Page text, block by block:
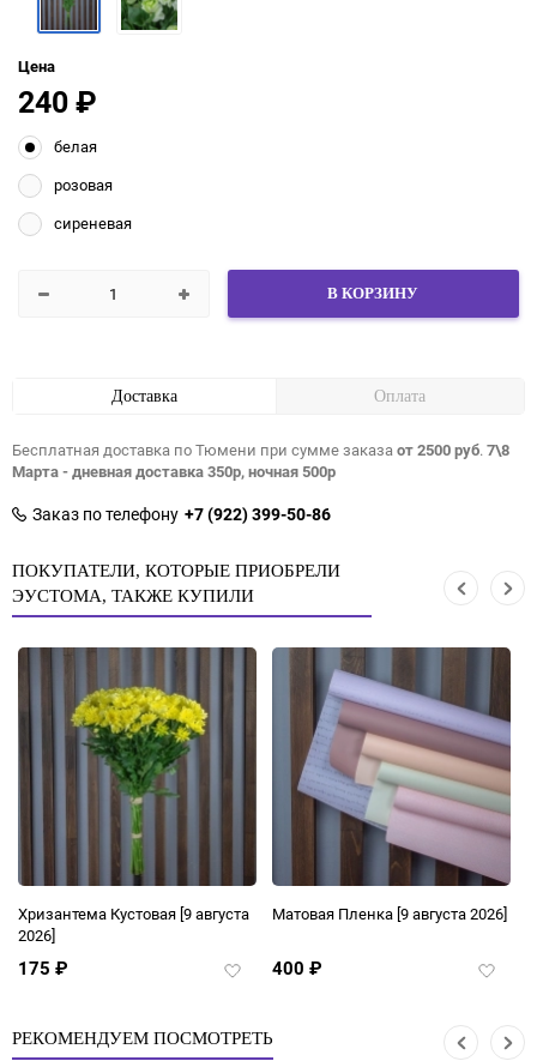
Цена
240₽
белая
розовая
сиреневая
В КОРЗИНУ
Доставка Оплата
Бесплатная доставка по Тюмени при сумме заказаот 2500 руб.7\8
Марта - дневная доставка 350р, ночная 500р
Заказ по телефону +7 (922) 399-50-86
ПОКУПАТЕЛИ, КОТОРЫЕ ПРИОБРЕЛИ
ЭУСТОМА, ТАКЖЕ КУПИЛИ
Хризантема Кустовая [9 августа
2026]
175 ₽
Добавить
Матовая Пленка [9 августа 2026]
400 ₽
РЕКОМЕНДУЕМ ПОСМОТРЕТЬ